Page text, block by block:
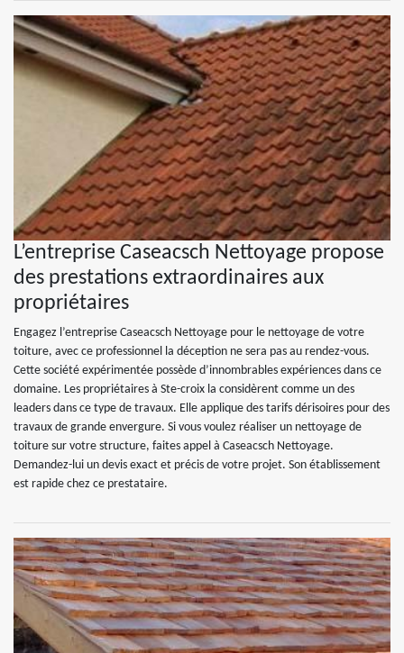
L’entreprise Caseacsch Nettoyage propose
des prestations extraordinaires aux
propriétaires
Engagez l’entreprise Caseacsch Nettoyage pour le nettoyage de votre
toiture, avec ce professionnel la déception ne sera pas au rendez-vous.
Cette société expérimentée possède d’innombrables expériences dans ce
domaine. Les propriétaires à Ste-croix la considèrent comme un des
leaders dans ce type de travaux. Elle applique des tarifs dérisoires pour des
travaux de grande envergure. Si vous voulez réaliser un nettoyage de
toiture sur votre structure, faites appel à Caseacsch Nettoyage.
Demandez-lui un devis exact et précis de votre projet. Son établissement
est rapide chez ce prestataire.